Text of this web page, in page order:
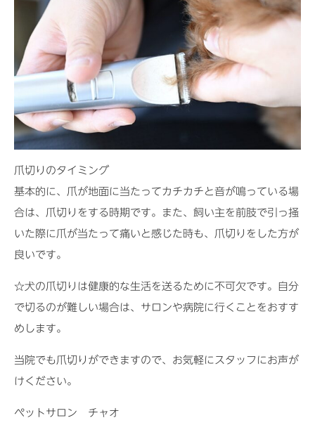
爪切りのタイミング
基本的に、爪が地面に当たってカチカチと音が鳴っている場
合は、爪切りをする時期です。また、飼い主を前肢で引っ掻
いた際に爪が当たって痛いと感じた時も、爪切りをした方が
良いです。
☆犬の爪切りは健康的な生活を送るために不可欠です。自分
で切るのが難しい場合は、サロンや病院に行くことをおすす
めします。
当院でも爪切りができますので、お気軽にスタッフにお声が
けください。
ペットサロン チャオ